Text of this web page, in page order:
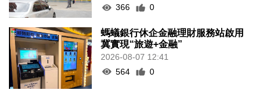
366
0
螞蟻銀行休企金融理財服務站啟用
冀實現“旅遊+金融”
2026-08-07 12:41
564
0